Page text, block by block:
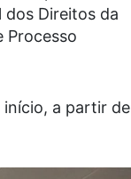
dos Direitos da
Processo
a partir de